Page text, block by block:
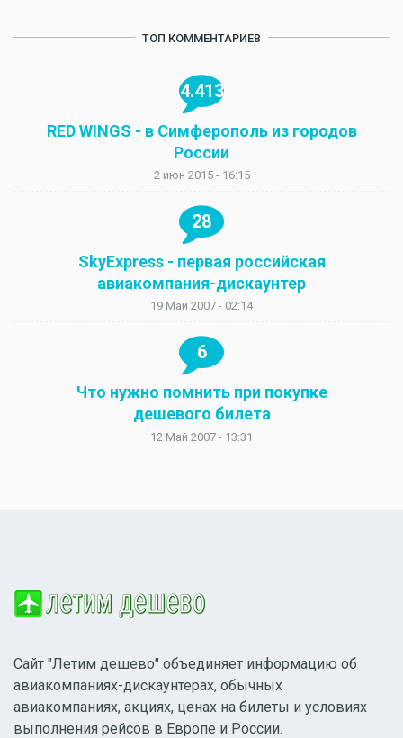
ТОП КОММЕНТАРИЕВ
4.413
RED WINGS - в Симферополь из городов
России
2 июн 2015 - 16:15
28
SkyExpress - первая российская
авиакомпания-дискаунтер
19 Май 2007 - 02:14
6
Что нужно помнить при покупке
дешевого билета
12 Май 2007 - 13:31
Сайт "Летим дешево" объединяет информацию об
авиакомпаниях-дискаунтерах, обычных
авиакомпаниях, акциях, ценах на билеты и условиях
выполнения рейсов в Европе и России.